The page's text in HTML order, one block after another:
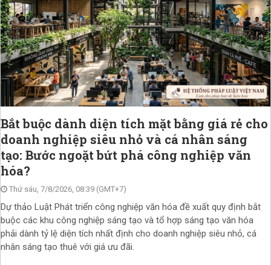
Bắt buộc dành diện tích mặt bằng giá rẻ cho
doanh nghiệp siêu nhỏ và cá nhân sáng
tạo: Bước ngoặt bứt phá công nghiệp văn
hóa?
Thứ sáu, 7/8/2026, 08:39 (GMT+7)
Dự thảo Luật Phát triển công nghiệp văn hóa đề xuất quy định bắt
buộc các khu công nghiệp sáng tạo và tổ hợp sáng tạo văn hóa
phải dành tỷ lệ diện tích nhất định cho doanh nghiệp siêu nhỏ, cá
nhân sáng tạo thuê với giá ưu đãi.